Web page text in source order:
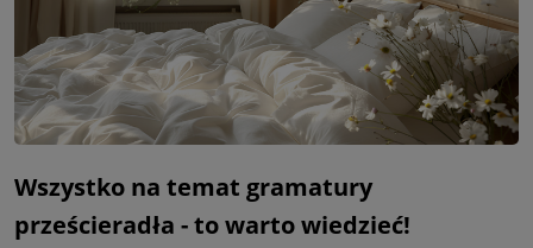
Wszystko na temat gramatury
prześcieradła - to warto wiedzieć!